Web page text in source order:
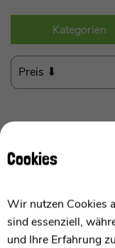
Kategorien
Preis ⬇
Kontaktdaten
Tel:+49 (0) 7452
Cookies
Wir nutzen Cookies
sind essenziell,
und Ihre Erfahrung